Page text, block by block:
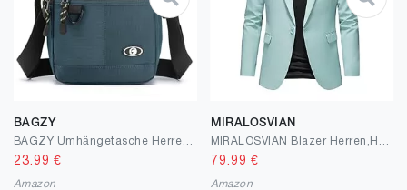
BAGZY
23.99 €
Amazon
MIRALOSVIAN
79.99 €
Amazon